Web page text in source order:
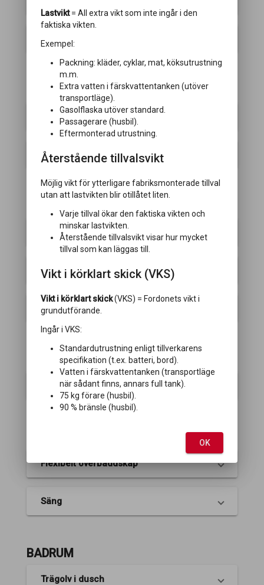
Ytterdörr
KLIMAT/VÄRME
Aircondition
Aldeflow
Kylskåp
Micro
Spis
VARDAGSRUM
Bord i framgrupp
Flexibelt överbäddskåp
Säng
BADRUM
Trägolv i dusch
Lastvikt= All extra vikt som inte ingår i den
faktiska vikten.
Exempel:
Packning: kläder, cyklar, mat, köksutrustning
m.m.
Extra vatten i färskvattentanken (utöver
transportläge).
Gasolflaska utöver standard.
Passagerare (husbil).
Eftermonterad utrustning.
Återstående tillvalsvikt
Möjlig vikt för ytterligare fabriksmonterade tillval
utan att lastvikten blir otillåtet liten.
Varje tillval ökar den faktiska vikten och
minskar lastvikten.
Återstående tillvalsvikt visar hur mycket
tillval som kan läggas till.
Vikt i körklart skick (VKS)
Vikt i körklart skick(VKS) = Fordonets vikt i
grundutförande.
Ingår i VKS:
Standardutrustning enligt tillverkarens
specifikation (t.ex. batteri, bord).
Vatten i färskvattentanken (transportläge
när sådant finns, annars full tank).
75 kg förare (husbil).
90 % bränsle (husbil).
OK